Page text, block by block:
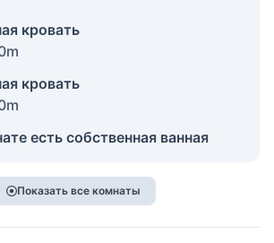
кровать
кровать
есть собственная ванная
Показать все комнаты